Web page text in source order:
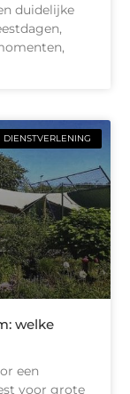
duidelijke
DIENSTVERLENING
welke
een
voor grote